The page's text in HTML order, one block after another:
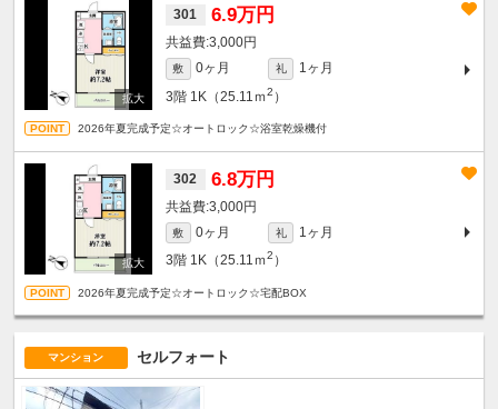
301 6.9万円
3,000円
敷 0ヶ月 礼
1ヶ月
3階 1K（25.11ｍ2 ）
2026年夏完成予定☆オートロック☆浴室乾燥機付
302 6.8万円
3,000円
敷 0ヶ月 礼
1ヶ月
3階 1K（25.11ｍ2 ）
2026年夏完成予定☆オートロック☆宅配BOX
マンション セルフォート